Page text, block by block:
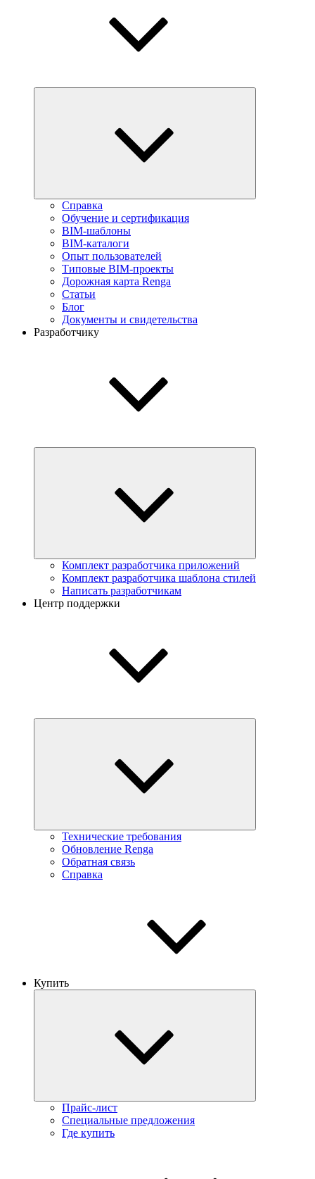
Справка
Обучение и сертификация
BIM-шаблоны
BIM-каталоги
Опыт пользователей
Типовые BIM-проекты
Дорожная карта Renga
Статьи
Блог
Документы и свидетельства
Разработчику
Комплект разработчика приложений
Комплект разработчика шаблона стилей
Написать разработчикам
Центр поддержки
Технические требования
Обновление Renga
Обратная связь
Справка
Купить
Прайс-лист
Специальные предложения
Где купить